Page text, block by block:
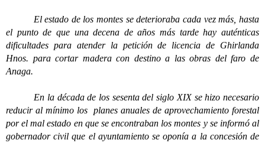
El estado de los montes se deterioraba cada vez más, hasta
el punto de que una decena de años más tarde hay auténticas
dificultades para atender la petición de licencia de Ghirlanda
Hnos. para cortar madera con destino a las obras del faro de
Anaga.
En la década de los sesenta del siglo XIX se hizo necesario
reducir al mínimo los planes anuales de aprovechamiento forestal
por el mal estado en que se encontraban los montes y se informó al
gobernador civil que el ayuntamiento se oponía a la concesión de